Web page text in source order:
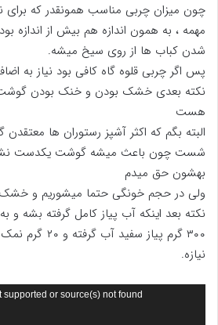
چون میزان چربی مناسب همونقدر که
مهمه ، به همون اندازه هم بیش از اندازه
شدن کباب ها از روی سیخ میشه.
پس اگر چربی قلوه گاه کافی بود نیاز به
نکته بعدی خشک بودن و خنک بودن
هست
البته بگم که اکثر آشپز رستوران ها
شست چون باعث میشه گوشت یکدست نشه
بهشون حق میدم
ولی در حجم خونگی حتما میشوریم و خشک
نکته بعد اینکه آب پیاز کامل گرفته بشه
نیازه.
supported or source(s) not found